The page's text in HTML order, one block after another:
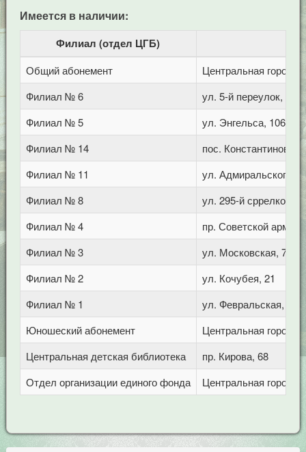
Имеется в наличии:
Филиал (отдел ЦГБ)
Общий абонемент
Центральная
Филиал № 6
ул. 5-й переулок, 1
Филиал № 5
ул. Энгельса, 106
Филиал № 14
пос.
Филиал № 11
ул. Адмиральского, 8
Филиал № 8
ул. 295-й сррелковой
Филиал № 4
пр. Советской армии,
Филиал № 3
ул. Московская, 72/1
Филиал № 2
ул. Кочубея, 21
Филиал № 1
ул. Февральская, 283
Юношеский абонемент
Центральная
Центральная детская библиотека
пр. Кирова, 68
Отдел организации единого фонда
Центральная